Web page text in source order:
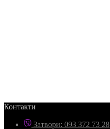
Контакти
Затвори: 093 372 73 28